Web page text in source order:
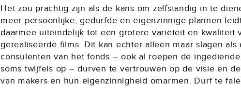
Het zou prachtig zijn als de kans om zelfstandig in te
meer persoonlijke, gedurfde en eigenzinnige plannen
daarmee uiteindelijk tot een grotere variëteit en kwaliteit
gerealiseerde films. Dit kan echter alleen maar slagen als
consulenten van het fonds – ook al roepen de
soms twijfels op – durven te vertrouwen op de visie en
van makers en hun eigenzinnigheid omarmen. Durf te